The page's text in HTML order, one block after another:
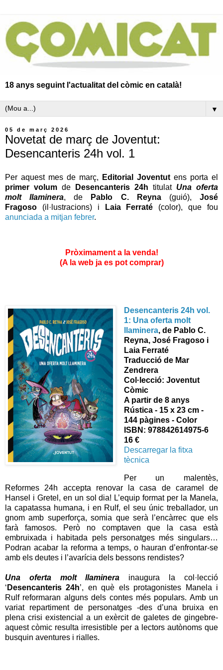
18 anys seguint l'actualitat del còmic en català!
▼
05 de març 2026
Novetat de març de Joventut:
Desencanteris 24h vol. 1
Per aquest mes de març, Editorial Joventut ens porta el
primer volum de Desencanteris 24h titulat Una oferta
molt llaminera, de Pablo C. Reyna(guió),José
Fragoso (il·lustracions) i Laia Ferraté (color), que fou
anunciada a mitjan febrer.
Pròximament a la venda!
(A la web ja es pot comprar)
Desencanteris 24h vol.
1: Una oferta molt
llaminera, de Pablo C.
Reyna, José Fragoso i
Laia Ferraté
Traducció de Mar
Zendrera
Col·lecció: Joventut
Còmic
A partir de 8 anys
Rústica - 15 x 23 cm -
144 pàgines - Color
ISBN: 978842614975-6
16 €
Descarregar la fitxa
tècnica
Per un malentès,
Reformes 24h accepta renovar la casa de caramel de
Hansel i Gretel, en un sol dia! L’equip format per la Manela,
la capatassa humana, i en Rulf, el seu únic treballador, un
gnom amb superforça, somia que serà l’encàrrec que els
farà famosos. Però no comptaven que la casa està
embruixada i habitada pels personatges més singulars…
Podran acabar la reforma a temps, o hauran d’enfrontar-se
amb els deutes i l’avarícia dels bessons rendistes?
Una oferta molt llaminera inaugura la col·lecció
‘ Desencanteris 24h’, en què els protagonistes Manela i
Rulf reformaran alguns dels contes més populars. Amb un
variat repartiment de personatges -des d’una bruixa en
plena crisi existencial a un exèrcit de galetes de gingebre-
aquest còmic resulta irresistible per a lectors autònoms que
busquin aventures i rialles.